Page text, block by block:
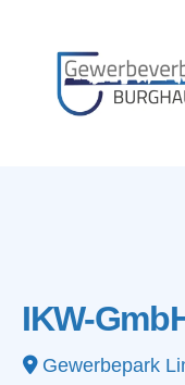
IKW-
Gewerbepark